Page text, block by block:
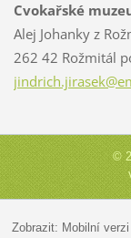
Cvokařské
Alej Johanky z
262 42 Rožmitál
jindrich.jirasek
©
Zobrazit: Mobilní verzi